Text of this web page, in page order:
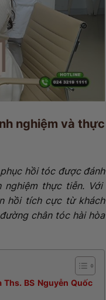
nghiệm và thực
hồi tóc được đánh
nghiệm thực tiễn. Với
hồi tích cực từ khách
chân tóc hài hòa
BS Nguyễn Quốc